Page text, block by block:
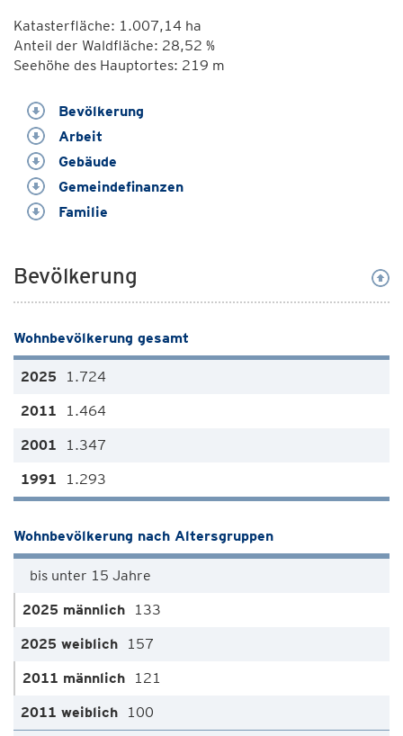
Katasterfläche: 1.007,14 ha
Anteil der Waldfläche: 28,52 %
Seehöhe des Hauptortes: 219 m
Bevölkerung
Arbeit
Gebäude
Gemeindefinanzen
Familie
Bevölkerung
Wohnbevölkerung gesamt
1.724
1.464
1.347
1.293
Wohnbevölkerung nach Altersgruppen
bis unter 15 Jahre
133
157
121
100